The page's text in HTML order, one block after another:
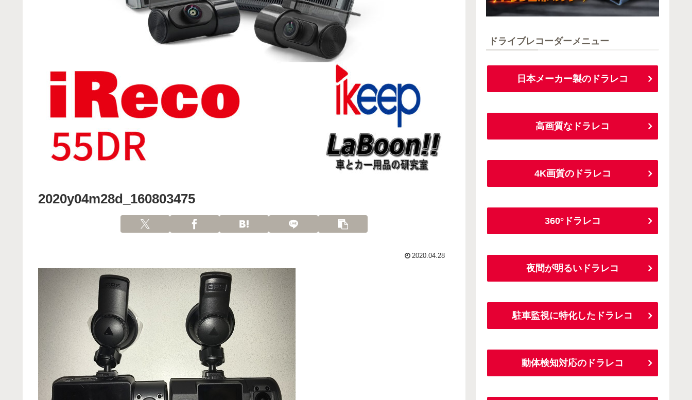
2020y04m28d_160803475
2020.04.28
ドライブレコーダーメニュー
日本メーカー製のドラレコ
高画質なドラレコ
4K画質のドラレコ
360°ドラレコ
夜間が明るいドラレコ
駐車監視に特化したドラレコ
動体検知対応のドラレコ